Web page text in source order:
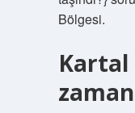
Bölgesi.
Kartal
zaman